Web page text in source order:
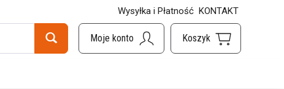
Wysyłka i Płatność KONTAKT